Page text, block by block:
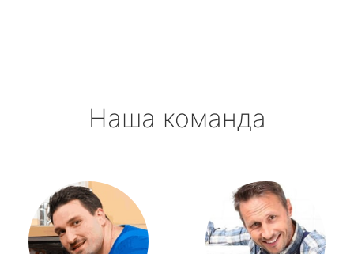
Наша команда